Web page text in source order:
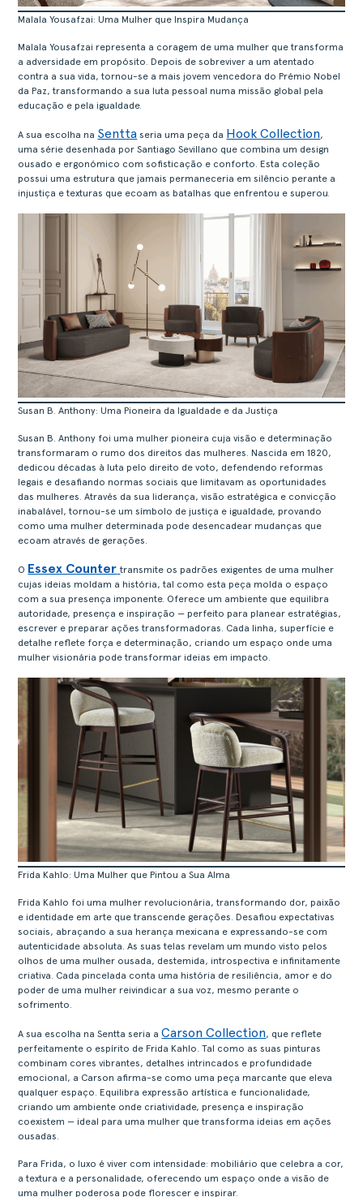
Malala Yousafzai: Uma Mulher que Inspira Mudança
Malala Yousafzai representa a coragem de uma mulher que transforma
a adversidade em propósito. Depois de sobreviver a um atentado
contra a sua vida, tornou-se a mais jovem vencedora do Prémio Nobel
da Paz, transformando a sua luta pessoal numa missão global pela
educação e pela igualdade.
A sua escolha na Sentta seria uma peça da Hook Collection,
uma série desenhada por Santiago Sevillano que combina um design
ousado e ergonómico com sofisticação e conforto. Esta coleção
possui uma estrutura que jamais permaneceria em silêncio perante a
injustiça e texturas que ecoam as batalhas que enfrentou e superou.
Susan B. Anthony: Uma Pioneira da Igualdade e da Justiça
Susan B. Anthony foi uma mulher pioneira cuja visão e determinação
transformaram o rumo dos direitos das mulheres. Nascida em 1820,
dedicou décadas à luta pelo direito de voto, defendendo reformas
legais e desafiando normas sociais que limitavam as oportunidades
das mulheres. Através da sua liderança, visão estratégica e convicção
inabalável, tornou-se um símbolo de justiça e igualdade, provando
como uma mulher determinada pode desencadear mudanças que
ecoam através de gerações.
O Essex Counter transmite os padrões exigentes de uma mulher
cujas ideias moldam a história, tal como esta peça molda o espaço
com a sua presença imponente. Oferece um ambiente que equilibra
autoridade, presença e inspiração — perfeito para planear estratégias,
escrever e preparar ações transformadoras. Cada linha, superfície e
detalhe reflete força e determinação, criando um espaço onde uma
mulher visionária pode transformar ideias em impacto.
Frida Kahlo: Uma Mulher que Pintou a Sua Alma
Frida Kahlo foi uma mulher revolucionária, transformando dor, paixão
e identidade em arte que transcende gerações. Desafiou expectativas
sociais, abraçando a sua herança mexicana e expressando-se com
autenticidade absoluta. As suas telas revelam um mundo visto pelos
olhos de uma mulher ousada, destemida, introspectiva e infinitamente
criativa. Cada pincelada conta uma história de resiliência, amor e do
poder de uma mulher reivindicar a sua voz, mesmo perante o
sofrimento.
A sua escolha na Sentta seria aCarson Collection, que reflete
perfeitamente o espírito de Frida Kahlo. Tal como as suas pinturas
combinam cores vibrantes, detalhes intrincados e profundidade
emocional, a Carson afirma-se como uma peça marcante que eleva
qualquer espaço. Equilibra expressão artística e funcionalidade,
criando um ambiente onde criatividade, presença e inspiração
coexistem — ideal para uma mulher que transforma ideias em ações
ousadas.
Para Frida, o luxo é viver com intensidade: mobiliário que celebra a cor,
a textura e a personalidade, oferecendo um espaço onde a visão de
uma mulher poderosa pode florescer e inspirar.